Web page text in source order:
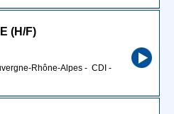
(H/F)
Rhône-Alpes - CDI -